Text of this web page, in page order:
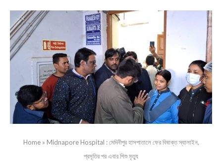
Home» Midnapore Hospital : মেদিনীপুর হাসপাতালে ফের বিষাক্ত স্যালাইন,
প্রসূতির পর এবার শিশু মৃত্যু